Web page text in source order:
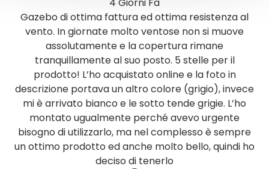
4 Giorni Fa
Gazebo di ottima fattura ed ottima resistenza al
vento. In giornate molto ventose non si muove
assolutamente e la copertura rimane
tranquillamente al suo posto. 5 stelle per il
prodotto! L’ho acquistato online e la foto in
descrizione portava un altro colore (grigio), invece
mi è arrivato bianco e le sotto tende grigie. L’ho
montato ugualmente perché avevo urgente
bisogno di utilizzarlo, ma nel complesso è sempre
un ottimo prodotto ed anche molto bello, quindi ho
deciso di tenerlo